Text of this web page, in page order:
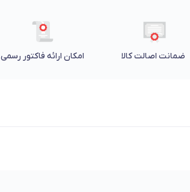
ضمانت اصالت کالا امکان ارائه فاکتور رسمی